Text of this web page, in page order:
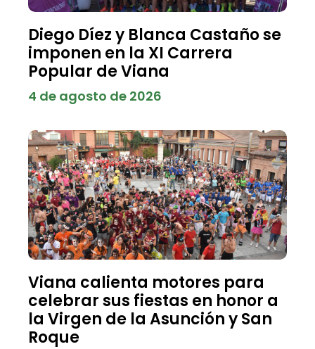
Diego Díez y Blanca Castaño se
imponen en la XI Carrera
Popular de Viana
4 de agosto de 2026
Viana calienta motores para
celebrar sus fiestas en honor a
la Virgen de la Asunción y San
Roque